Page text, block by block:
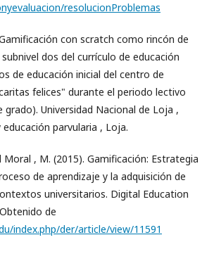
resolucionProblemas
con scratch como rincón de
dos del currículo de educación
de educación inicial del centro de
felices" durante el periodo lectivo
grado). Universidad Nacional de Loja ,
parvularia , Loja.
Moral , M. (2015). Gamificación: Estrategia
de aprendizaje y la adquisición de
universitarios. Digital Education
de
index.php/der/article/view/11591